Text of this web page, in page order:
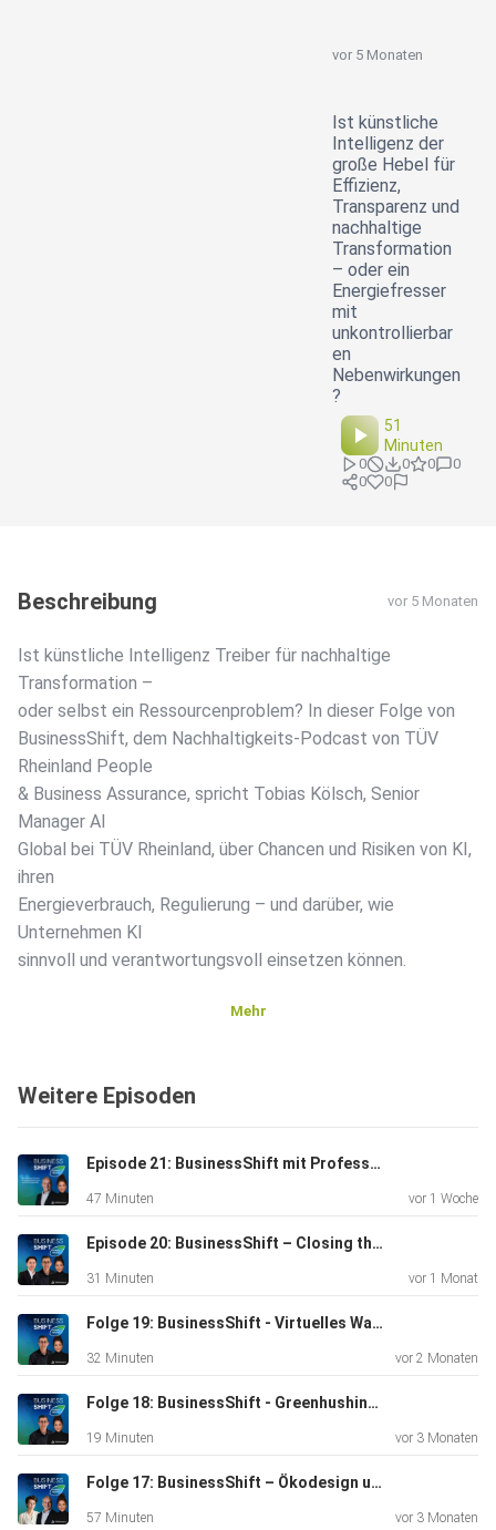
vor 5 Monaten
Ist künstliche
Intelligenz der
große Hebel für
Effizienz,
Transparenz und
nachhaltige
Transformation
– oder ein
Energiefresser
mit
unkontrollierbar
en
Nebenwirkungen
?
51
Minuten
0 0 0
0
0
0
Beschreibung vor 5 Monaten
Ist künstliche Intelligenz Treiber für nachhaltige
Transformation –
oder selbst ein Ressourcenproblem? In dieser Folge von
BusinessShift, dem Nachhaltigkeits-Podcast von TÜV
Rheinland People
& Business Assurance, spricht Tobias Kölsch, Senior
Manager AI
Global bei TÜV Rheinland, über Chancen und Risiken von KI,
ihren
Energieverbrauch, Regulierung – und darüber, wie
Unternehmen KI
sinnvoll und verantwortungsvoll einsetzen können.
Mehr
Weitere Episoden
Episode 21: BusinessShift mit Professor Dr. Christian Berg: Ist Nachhaltigkeit auf dem Rückzug?
47 Minuten vor 1 Woche
Episode 20: BusinessShift – Closing the Loop with NIO by TÜV Rheinland
31 Minuten vor 1 Monat
Folge 19: BusinessShift - Virtuelles Wasser: Der unsichtbare Verbrauch in globalen Lieferketten by TÜV Rheinland
32 Minuten vor 2 Monaten
Folge 18: BusinessShift - Greenhushing: Warum Unternehmen über Nachhaltigkeit schweigen by TÜV Rheinland
19 Minuten vor 3 Monaten
Folge 17: BusinessShift – Ökodesign und Kreislaufwirtschaft - der Talk mit DIN
57 Minuten vor 3 Monaten